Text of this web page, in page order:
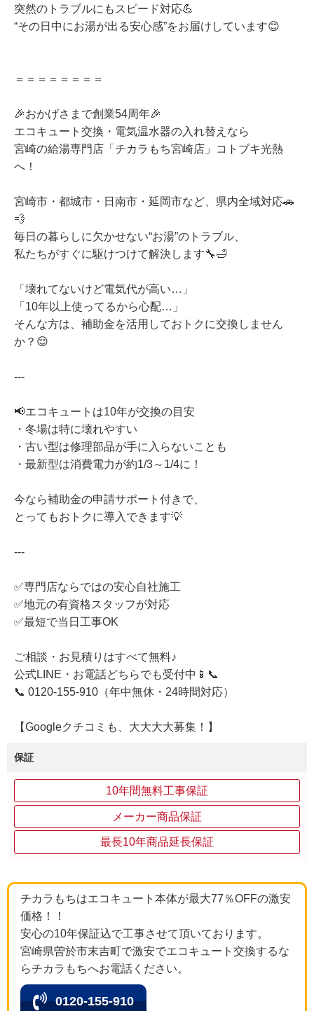
突然のトラブルにもスピード対応💪
“その日中にお湯が出る安心感”をお届けしています😊
＝＝＝＝＝＝＝＝
🎉おかげさまで創業54周年🎉
エコキュート交換・電気温水器の入れ替えなら
宮崎の給湯専門店「チカラもち宮崎店」コトブキ光熱
へ！
宮崎市・都城市・日南市・延岡市など、県内全域対応🚗
💨
毎日の暮らしに欠かせない“お湯”のトラブル、
私たちがすぐに駆けつけて解決します🔧🛁
「壊れてないけど電気代が高い…」
「10年以上使ってるから心配…」
そんな方は、補助金を活用しておトクに交換しません
か？😌
---
📢エコキュートは10年が交換の目安
・冬場は特に壊れやすい
・古い型は修理部品が手に入らないことも
・最新型は消費電力が約1/3～1/4に！
今なら補助金の申請サポート付きで、
とってもおトクに導入できます💡
---
✅専門店ならではの安心自社施工
✅地元の有資格スタッフが対応
✅最短で当日工事OK
ご相談・お見積りはすべて無料♪
公式LINE・お電話どちらでも受付中📱📞
📞 0120-155-910（年中無休・24時間対応）
【Googleクチコミも、大大大大募集！】
保証
10年間無料工事保証
メーカー商品保証
最長10年商品延長保証
チカラもちはエコキュート本体が最大77％OFFの激安
価格！！
安心の10年保証込で工事させて頂いております。
宮崎県曽於市末吉町で激安でエコキュート交換するな
らチカラもちへお電話ください。
0120-155-910